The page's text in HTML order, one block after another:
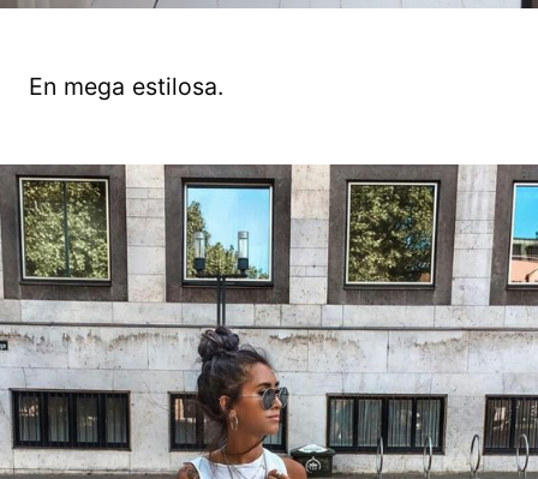
En mega estilosa.